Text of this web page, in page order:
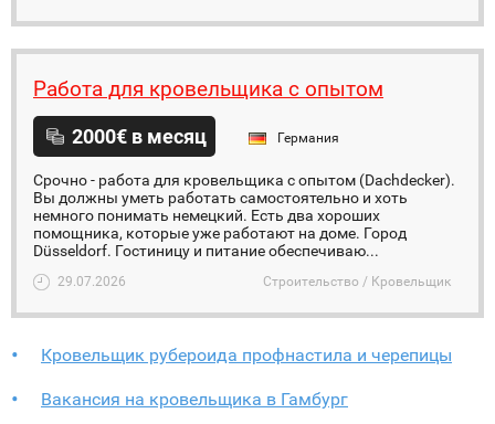
Работа для кровельщика c опытом
2000€ в месяц Германия
Срочно - работа для кровельщика c опытом (Dachdecker).
Вы должны уметь работать самостоятельно и хоть
немного понимать немецкий. Есть два хороших
помощника, которые уже работают на доме. Город
Düsseldorf. Гостиницу и питание обеспечиваю...
29.07.2026 Строительство / Кровельщик
Кровельщик рубероида профнастила и черепицы
Вакансия на кровельщика в Гамбург